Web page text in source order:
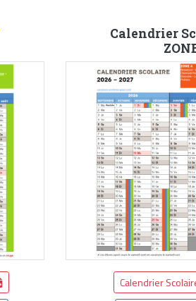
Calendrier
Calendrier